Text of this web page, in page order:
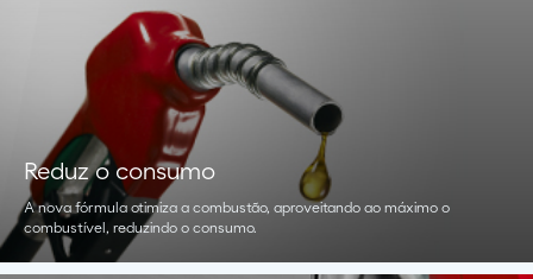
Reduz o consumo
A nova fórmula otimiza a combustão, aproveitando ao máximo o
combustível, reduzindo o consumo.